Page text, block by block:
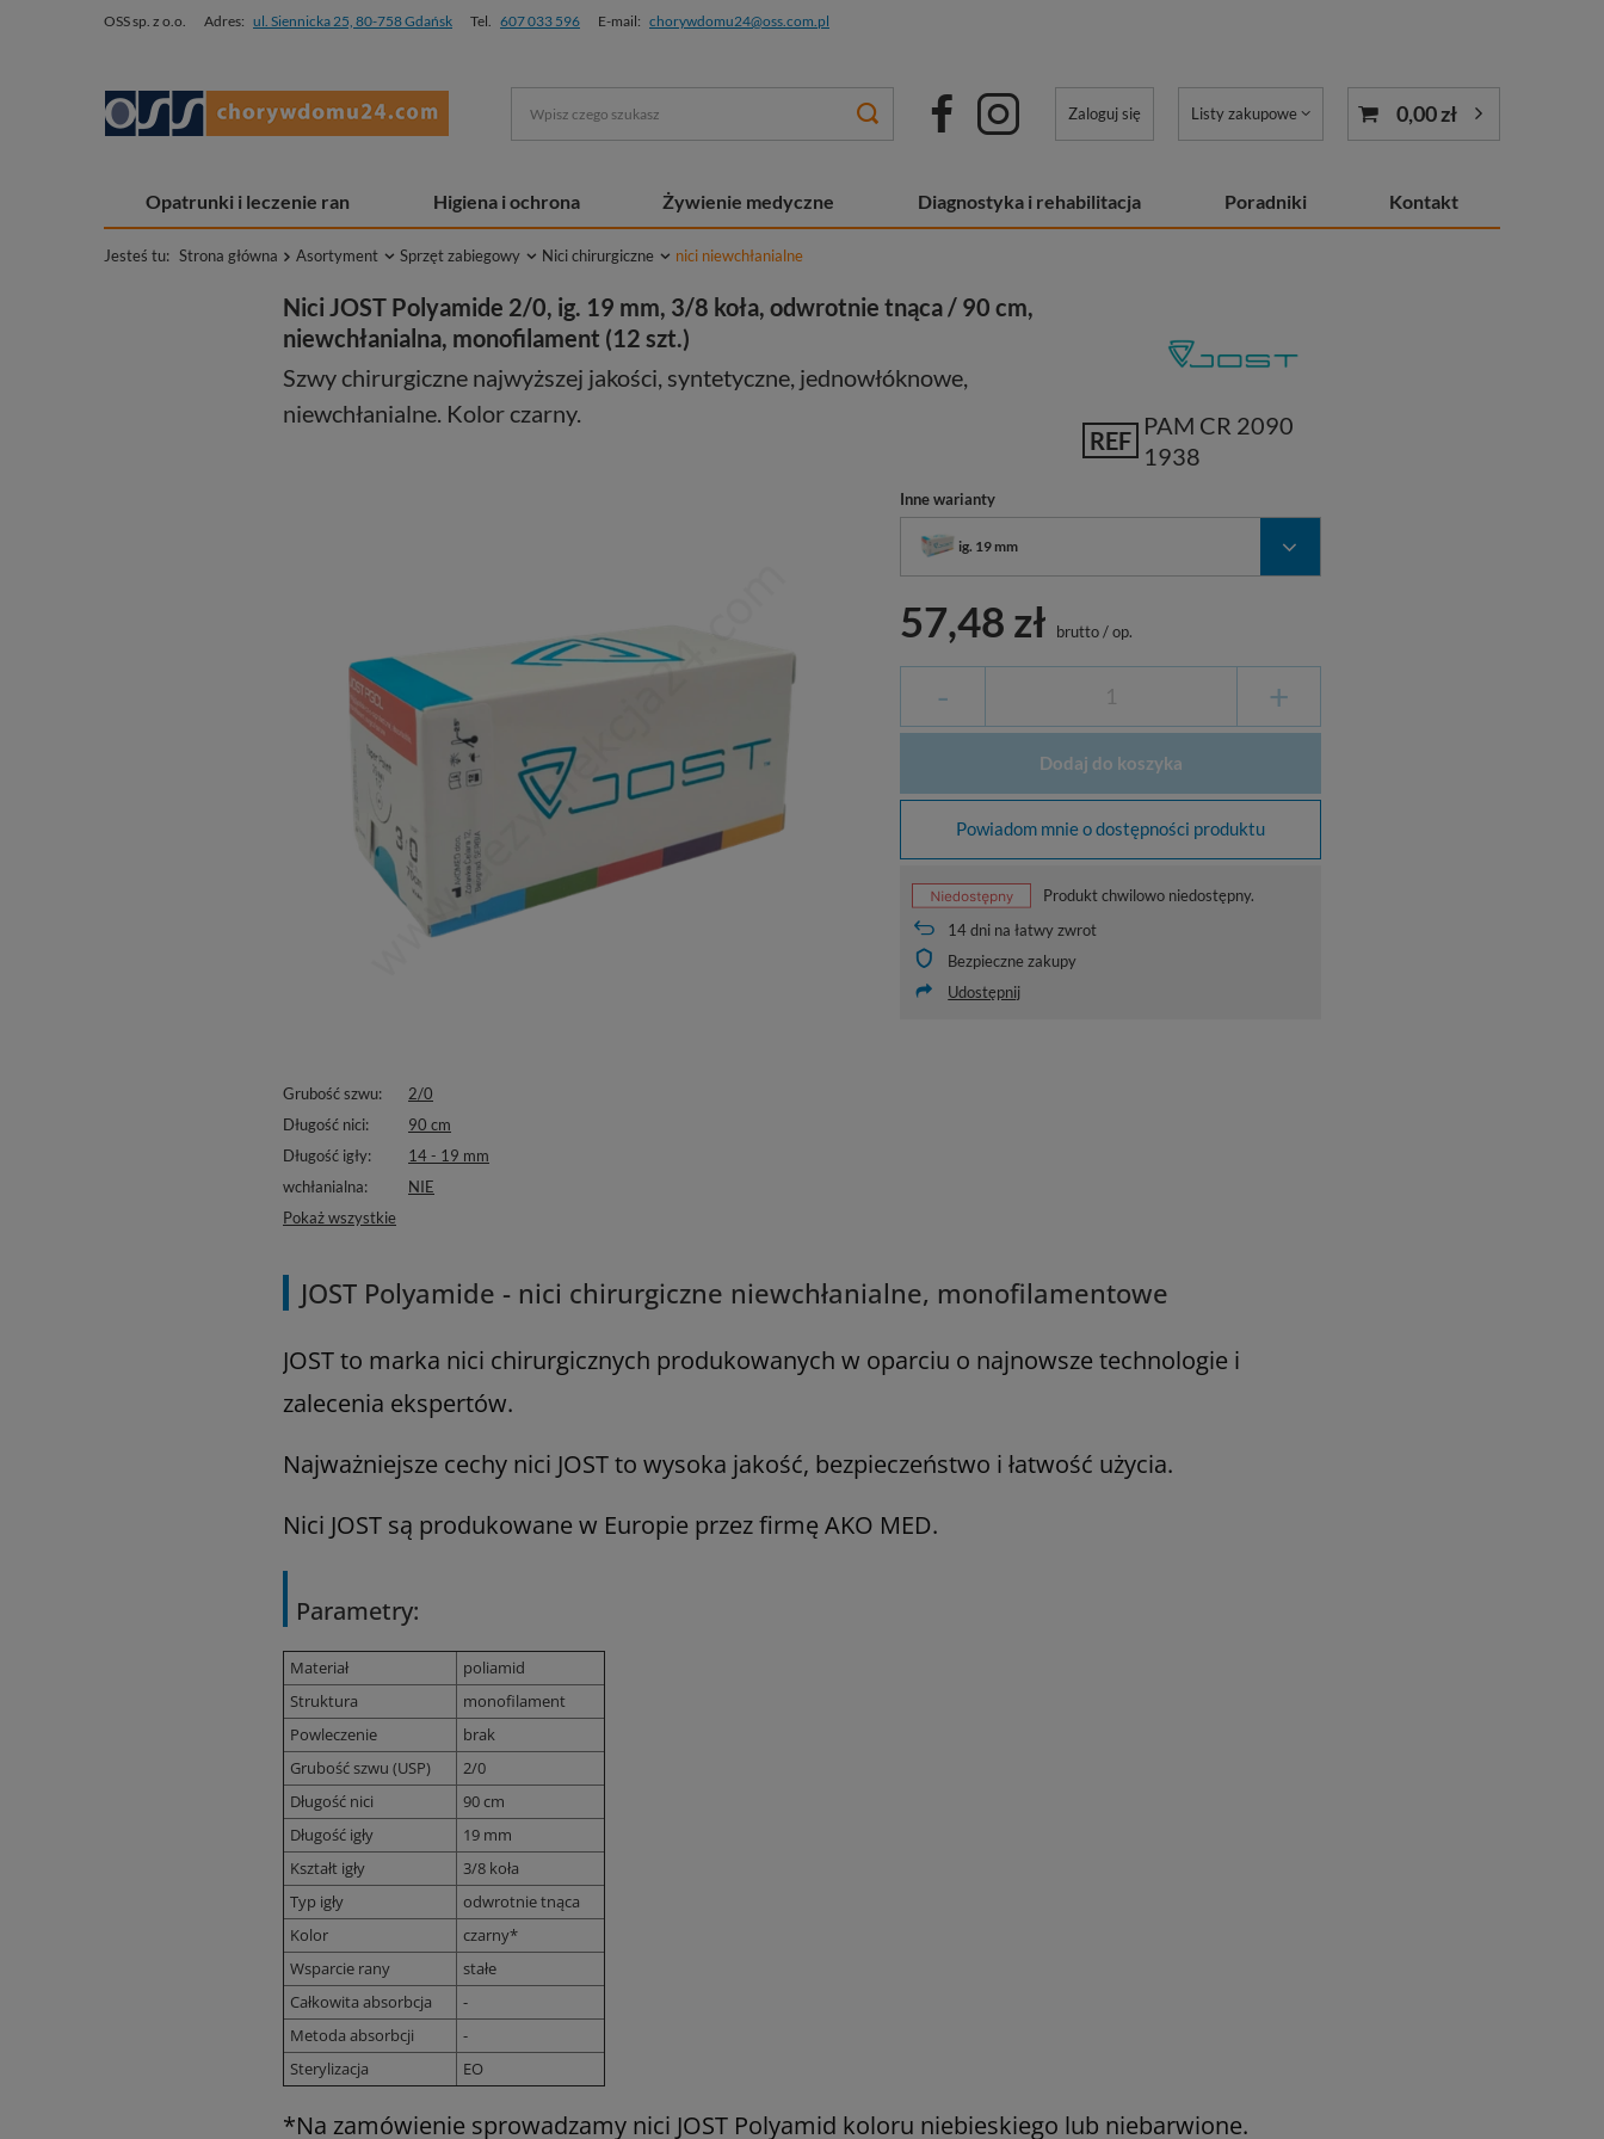
OSS sp. z o.o. Adres: ul. Siennicka 25, 80-758 Gdańsk Tel. 607 033 596 E-mail: chorywdomu24@oss.com.pl
Zaloguj się Listy zakupowe 0,00 zł
Opatrunki i leczenie ran Higiena i ochrona Żywienie medyczne Diagnostyka i rehabilitacja Poradniki Kontakt
Jesteś tu: Strona główna Asortyment Sprzęt zabiegowy Nici chirurgiczne nici niewchłanialne
Grubość szwu
2/0
Długość nici
90 cm
Długość igły
14 - 19 mm
wchłanialna
NIE
Pokaż wszystkie
Nici JOST Polyamide 2/0, ig. 19 mm, 3/8 koła, odwrotnie tnąca / 90 cm,
niewchłanialna, monofilament (12 szt.)
Szwy chirurgiczne najwyższej jakości, syntetyczne, jednowłóknowe,
niewchłanialne. Kolor czarny.
REF
PAM CR 2090
1938
Inne warianty
ig. 19 mm
57,48 zł brutto/op.
- +
Dodaj do koszyka
Powiadom mnie o dostępności produktu
Produkt chwilowo niedostępny.
14dni na łatwy zwrot
Bezpieczne zakupy
Udostępnij
JOST Polyamide - nici chirurgiczne niewchłanialne, monofilamentowe
JOST to marka nici chirurgicznych produkowanych w oparciu o najnowsze technologie i
zalecenia ekspertów.
Najważniejsze cechy nici JOST to wysoka jakość, bezpieczeństwo i łatwość użycia.
Nici JOST są produkowane w Europie przez firmę AKO MED.
Parametry:
Materiał
poliamid
Struktura
monofilament
Powleczenie
brak
Grubość szwu (USP)
2/0
Długość nici
90 cm
Długość igły
19 mm
Kształt igły
3/8 koła
Typ igły
odwrotnie tnąca
Kolor
czarny*
Wsparcie rany
stałe
Całkowita absorbcja
-
Metoda absorbcji
-
Sterylizacja
EO
*Na zamówienie sprowadzamy nici JOST Polyamid koloru niebieskiego lub niebarwione.